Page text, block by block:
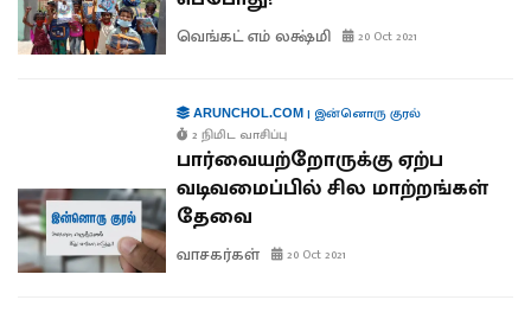
வெங்கட் எம் லக்ஷ்மி 20 Oct 2021
ARUNCHOL.COM| இன்னொரு குரல்
2 நிமிட வாசிப்பு
பார்வையற்றோருக்கு ஏற்ப
வடிவமைப்பில் சில மாற்றங்கள்
தேவை
வாசகர்கள் 20 Oct 2021